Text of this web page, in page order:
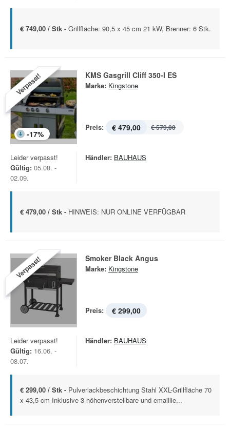
€ 749,00 / Stk - Grillfläche: 90,5 x 45 cm 21 kW, Brenner: 6 Stk.
Verpasst!
-17%
KMS Gasgrill Cliff 350-I ES
Marke: Kingstone
Preis: € 479,00 € 579,00
Leider verpasst!
Gültig: 05.08. -
02.09.
Händler: BAUHAUS
€ 479,00 / Stk - HINWEIS: NUR ONLINE VERFÜGBAR
Verpasst! Smoker Black Angus
Marke: Kingstone
Preis: € 299,00
Leider verpasst!
Gültig: 16.06. -
08.07.
Händler: BAUHAUS
€ 299,00 / Stk - Pulverlackbeschichtung Stahl XXL-Grillfläche 70
x 43,5 cm Inklusive 3 höhenverstellbare und emaillie...